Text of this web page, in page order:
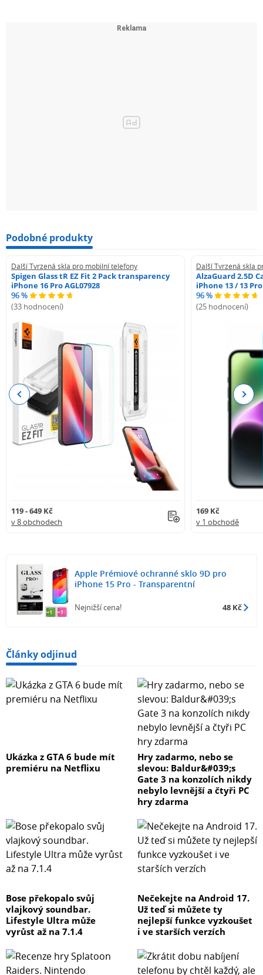
Podobné produkty
Další Tvrzená skla pro mobilní telefony
Spigen Glass tR EZ Fit 2 Pack transparency
iPhone 16 Pro AGL07928
96 %
(33 hodnocení)
119 - 649 Kč
v 8 obchodech
Další Tvrzená skla
AlzaGuard 2.5D
iPhone 13 / 13 Pro
96 %
(25 hodnocení)
169 Kč
v 1 obchodě
Previous Next
Apple Prémiové ochranné sklo 9D pro
iPhone 15 Pro - Transparentní
Nejnižší cena! 48 Kč
Články odjinud
Ukázka z GTA 6 bude mít
premiéru na Netflixu
Hry zadarmo, nebo se
slevou: Baldur&#039;s
Gate 3 na konzolích nikdy
nebylo levnější a čtyři PC
hry zdarma
Bose překopalo svůj
vlajkový soundbar.
Lifestyle Ultra může
vyrůst až na 7.1.4
Nečekejte na Android 17.
Už teď si můžete ty
nejlepší funkce vyzkoušet
i ve starších verzích